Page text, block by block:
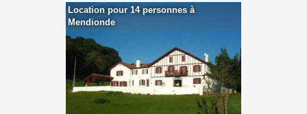
Location pour 14 personnes à
Mendionde